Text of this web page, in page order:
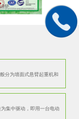
为墙面式悬臂起重机和
集中驱动，即用一台电动